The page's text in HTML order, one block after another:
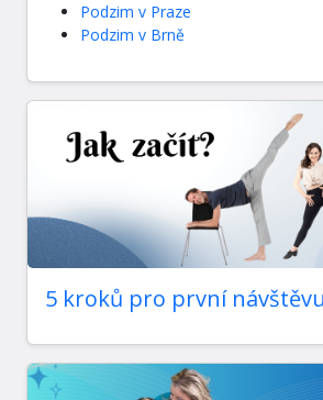
Podzim v Praze
Podzim v Brně
5 kroků pro první návštěvu